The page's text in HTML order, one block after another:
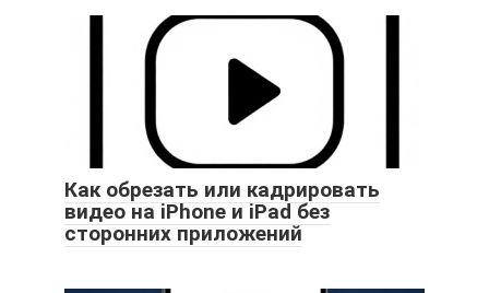
Как обрезать или кадрировать
видео на iPhone и iPad без
сторонних приложений